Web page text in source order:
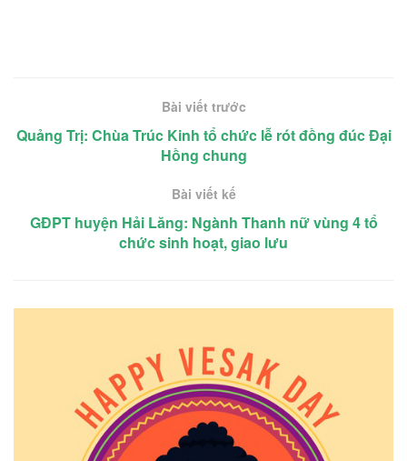
Bài viết trước
Quảng Trị: Chùa Trúc Kinh tổ chức lễ rót đồng đúc Đại
Hồng chung
Bài viết kế
GĐPT huyện Hải Lăng: Ngành Thanh nữ vùng 4 tổ
chức sinh hoạt, giao lưu